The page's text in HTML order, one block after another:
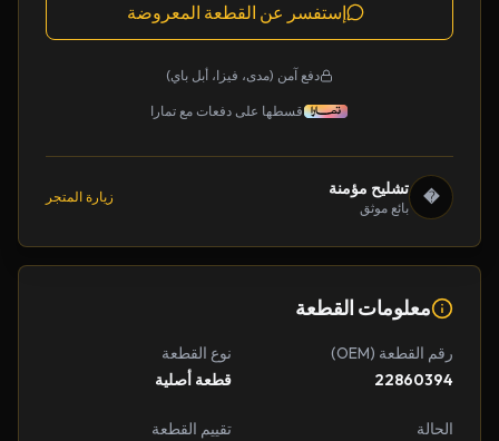
إستفسر عن القطعة المعروضة
دفع آمن (مدى، فيزا، أبل باي)
قسطها على دفعات مع تمارا
� تشليح مؤمنة
بائع موثق
زيارة المتجر
معلومات القطعة
رقم القطعة (OEM)
22860394
نوع القطعة
قطعة أصلية
الحالة
تقييم القطعة